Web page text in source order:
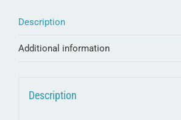
Description
Additional information
Description